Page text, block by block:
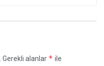
Gerekli alanlar * ile